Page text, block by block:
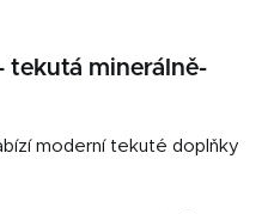
tekutá minerálně-
moderní tekuté doplňky